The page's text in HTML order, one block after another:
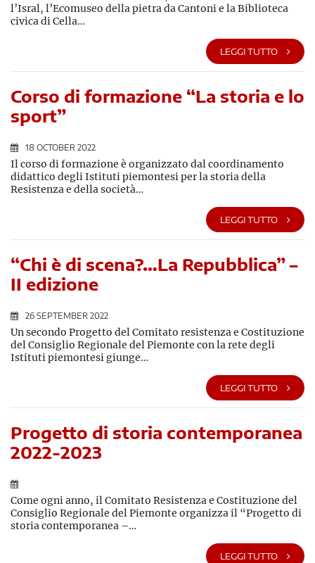
l’Isral, l’Ecomuseo della pietra da Cantoni e la Biblioteca
civica di Cella…
LEGGI TUTTO
Corso di formazione “La storia e lo
sport”
18 OCTOBER 2022
Il corso di formazione è organizzato dal coordinamento
didattico degli Istituti piemontesi per la storia della
Resistenza e della società…
LEGGI TUTTO
“Chi è di scena?…La Repubblica” –
II edizione
26 SEPTEMBER 2022
Un secondo Progetto del Comitato resistenza e Costituzione
del Consiglio Regionale del Piemonte con la rete degli
Istituti piemontesi giunge…
LEGGI TUTTO
Progetto di storia contemporanea
2022-2023
Come ogni anno, il Comitato Resistenza e Costituzione del
Consiglio Regionale del Piemonte organizza il “Progetto di
storia contemporanea –…
LEGGI TUTTO